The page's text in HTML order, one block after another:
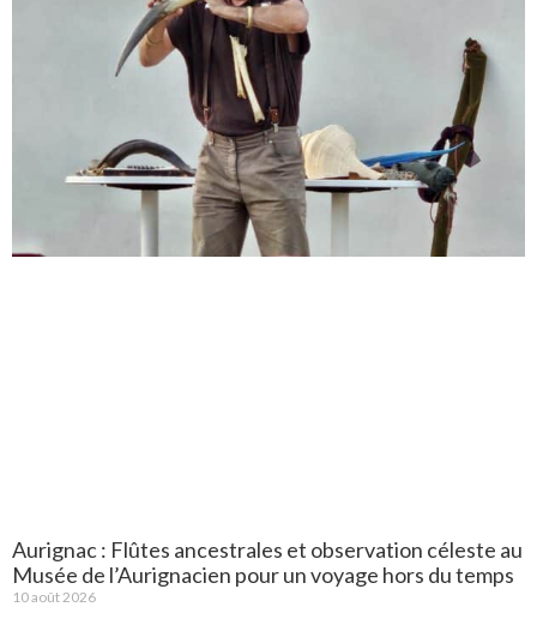
Aurignac : Flûtes ancestrales et observation céleste au
Musée de l’Aurignacien pour un voyage hors du temps
10 août 2026